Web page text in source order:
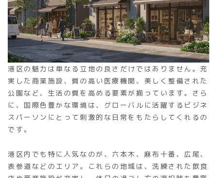
港区の魅力は単なる立地の良さだけではありません。充
実した商業施設、質の高い医療機関、美しく整備された
公園など、生活の質を高める要素が揃っています。さら
に、国際色豊かな環境は、グローバルに活躍するビジネ
スパーソンにとって刺激的な日常をもたらしてくれるの
です。
港区内でも特に人気なのが、六本木、麻布十番、広尾、
表参道などのエリア。これらの地域は、洗練された飲食